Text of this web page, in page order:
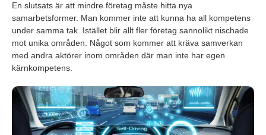
En slutsats är att mindre företag måste hitta nya
samarbetsformer. Man kommer inte att kunna ha all kompetens
under samma tak. Istället blir allt fler företag sannolikt nischade
mot unika områden. Något som kommer att kräva samverkan
med andra aktörer inom områden där man inte har egen
kärnkompetens.